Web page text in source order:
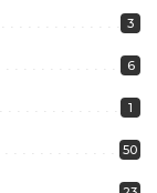
3
6
1
50